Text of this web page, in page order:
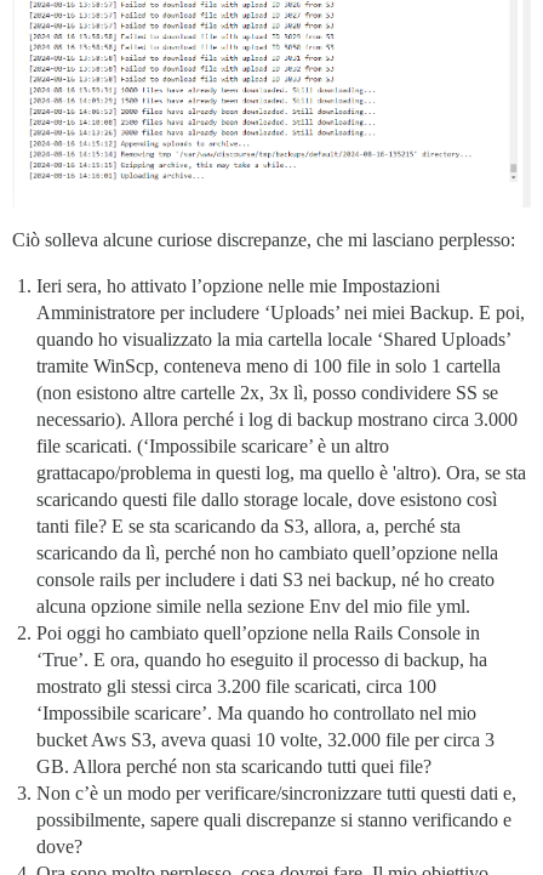
Ciò solleva alcune curiose discrepanze, che mi lasciano perplesso:
Ieri sera, ho attivato l’opzione nelle mie Impostazioni
Amministratore per includere ‘Uploads’ nei miei Backup. E poi,
quando ho visualizzato la mia cartella locale ‘Shared Uploads’
tramite WinScp, conteneva meno di 100 file in solo 1 cartella
(non esistono altre cartelle 2x, 3x lì, posso condividere SS se
necessario). Allora perché i log di backup mostrano circa 3.000
file scaricati. (‘Impossibile scaricare’ è un altro
grattacapo/problema in questi log, ma quello è 'altro). Ora, se sta
scaricando questi file dallo storage locale, dove esistono così
tanti file? E se sta scaricando da S3, allora, a, perché sta
scaricando da lì, perché non ho cambiato quell’opzione nella
console rails per includere i dati S3 nei backup, né ho creato
alcuna opzione simile nella sezione Env del mio file yml.
Poi oggi ho cambiato quell’opzione nella Rails Console in
‘True’. E ora, quando ho eseguito il processo di backup, ha
mostrato gli stessi circa 3.200 file scaricati, circa 100
‘Impossibile scaricare’. Ma quando ho controllato nel mio
bucket Aws S3, aveva quasi 10 volte, 32.000 file per circa 3
GB. Allora perché non sta scaricando tutti quei file?
Non c’è un modo per verificare/sincronizzare tutti questi dati e,
possibilmente, sapere quali discrepanze si stanno verificando e
dove?